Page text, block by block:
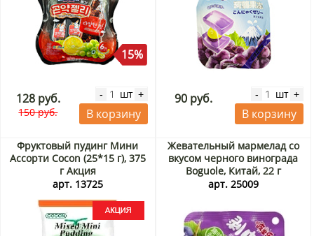
15%
128 руб.
150 руб.
- шт +
В корзину
90 руб. - шт +
В корзину
Фруктовый пудинг Мини
Ассорти Cocon (25*15 г), 375
г Акция
арт. 13725
Жевательный мармелад со
вкусом черного винограда
Boguole, Китай, 22 г
арт. 25009